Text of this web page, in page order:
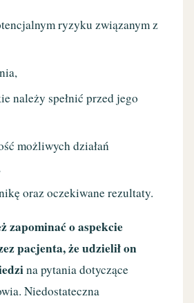
ryzyku związanym z
należy spełnić przed jego
możliwych działań
oraz oczekiwane rezultaty.
zapominać o aspekcie
pacjenta, że udzielił on
na pytania dotyczące
Niedostateczna